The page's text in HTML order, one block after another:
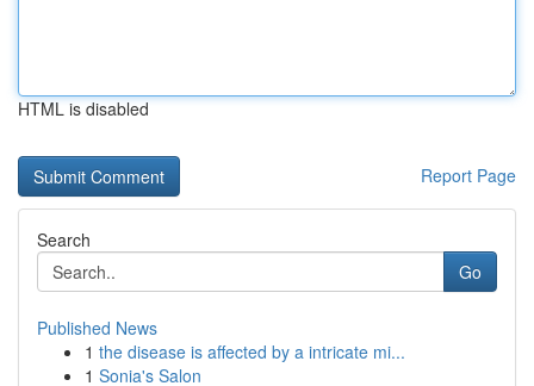
HTML is disabled
Report Page
Search
Go
Published News
1 the disease is affected by a intricate mi...
1 Sonia's Salon